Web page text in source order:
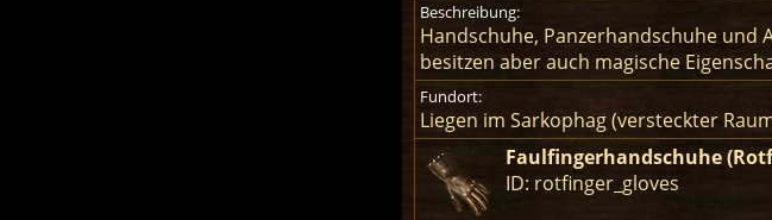
Beschreibung:
Handschuhe, Panzerhandschuhe und
besitzen aber auch magische
Fundort:
Liegen im Sarkophag (versteckter
Faulfingerhandschuhe
ID: rotfinger_gloves